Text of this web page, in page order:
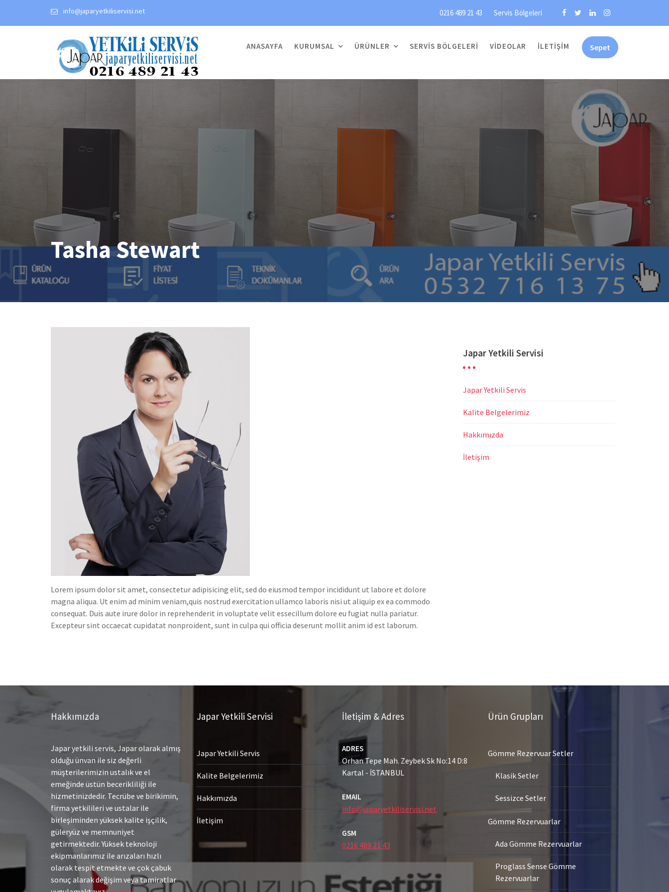
info@japaryetkiliservisi.net 0216 489 21 43 Servis Bölgeleri
Sepet
ANASAYFA KURUMSAL ÜRÜNLER SERVIS BÖLGELERI VIDEOLAR İLETIŞIM
Tasha Stewart
Lorem ipsum dolor sit amet, consectetur adipisicing elit, sed do eiusmod tempor incididunt ut labore et dolore
magna aliqua. Ut enim ad minim veniam,quis nostrud exercitation ullamco laboris nisi ut aliquip ex ea commodo
consequat. Duis aute irure dolor in reprehenderit in voluptate velit essecillum dolore eu fugiat nulla pariatur.
Excepteur sint occaecat cupidatat nonproident, sunt in culpa qui officia deserunt mollit anim id est laborum.
Japar Yetkili Servisi
Japar Yetkili Servis
Kalite Belgelerimiz
Hakkımızda
İletişim
Hakkımızda
Japar yetkili servis, Japar olarak almış
olduğu ünvan ile siz değerli
müşterilerimizin ustalık ve el
emeğinde üstün becerikliliği ile
hizmetinizdedir. Tecrübe ve birikimin,
firma yetkilileri ve ustalar ile
birleşiminden yüksek kalite işçilik,
güleryüz ve memnuniyet
getirmektedir. Yüksek teknoloji
ekipmanlarımız ile arızaları hızlı
olarak tespit etmekte ve çok çabuk
sonuç alarak değişim veya tamiratlar
Japar Yetkili Servisi
Japar Yetkili Servis
Kalite Belgelerimiz
Hakkımızda
İletişim
İletişim & Adres
ADRES
Orhan Tepe Mah. Zeybek Sk No:14 D:8
Kartal - İSTANBUL
EMAIL
info@japaryetkiliservisi.net
GSM
0216 489 21 43
Ürün Grupları
Gömme Rezervuar Setler
Klasik Setler
Sessizce Setler
Gömme Rezervuarlar
Ada Gömme Rezervuarlar
Proglass Sense Gömme
Rezervuarlar